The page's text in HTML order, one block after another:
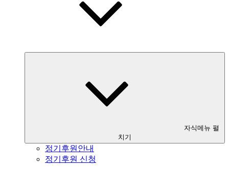
자식메뉴 펼
치기
정기후원안내
정기후원 신청